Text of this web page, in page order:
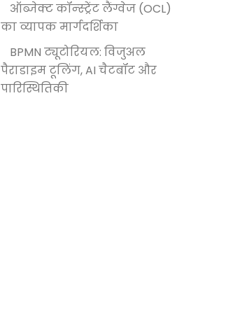
ऑब्जेक्ट कॉन्स्ट्रेंट लैंग्वेज (OCL)
का व्यापक मार्गदर्शिका
BPMN ट्यूटोरियल: विजुअल
पैराडाइम टूलिंग, AI चैटबॉट और
पारिस्थितिकी